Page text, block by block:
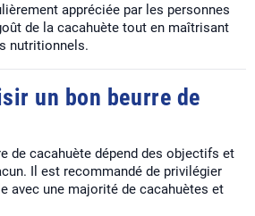
appréciée par les personnes
de la cacahuète tout en maîtrisant
nutritionnels.
un bon beurre de
de cacahuète dépend des objectifs et
Il est recommandé de privilégier
avec une majorité de cacahuètes et